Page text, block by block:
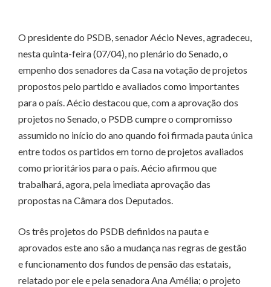
O presidente do PSDB, senador Aécio Neves, agradeceu,
nesta quinta-feira (07/04), no plenário do Senado, o
empenho dos senadores da Casa na votação de projetos
propostos pelo partido e avaliados como importantes
para o país. Aécio destacou que, com a aprovação dos
projetos no Senado, o PSDB cumpre o compromisso
assumido no início do ano quando foi firmada pauta única
entre todos os partidos em torno de projetos avaliados
como prioritários para o país. Aécio afirmou que
trabalhará, agora, pela imediata aprovação das
propostas na Câmara dos Deputados.
Os três projetos do PSDB definidos na pauta e
aprovados este ano são a mudança nas regras de gestão
e funcionamento dos fundos de pensão das estatais,
relatado por ele e pela senadora Ana Amélia; o projeto